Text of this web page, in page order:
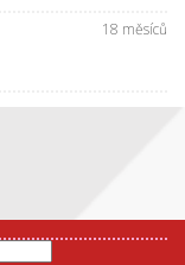
18 měsíců